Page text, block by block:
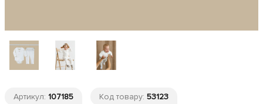
Артикул: 107185 Код товару: 53123